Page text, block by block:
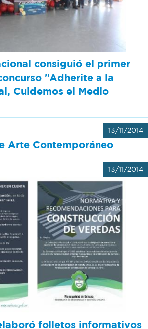
consiguió el primer
"Adherite a la
Cuidemos el Medio
13/11/2014
Arte Contemporáneo
13/11/2014
folletos informativos